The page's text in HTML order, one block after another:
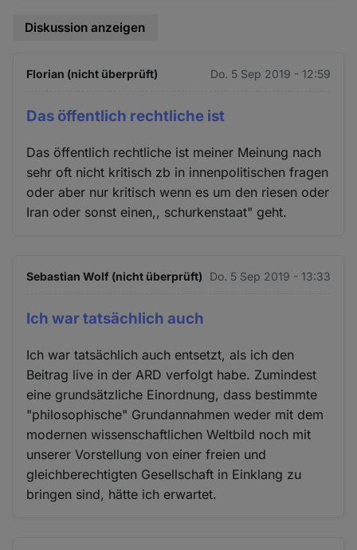
Diskussion anzeigen
Florian (nicht überprüft) Do. 5 Sep 2019 - 12:59
Das öffentlich rechtliche ist
Das öffentlich rechtliche ist meiner Meinung nach
sehr oft nicht kritisch zb in innenpolitischen fragen
oder aber nur kritisch wenn es um den riesen oder
Iran oder sonst einen,, schurkenstaat" geht.
Sebastian Wolf (nicht überprüft) Do. 5 Sep 2019 - 13:33
Ich war tatsächlich auch
Ich war tatsächlich auch entsetzt, als ich den
Beitrag live in der ARD verfolgt habe. Zumindest
eine grundsätzliche Einordnung, dass bestimmte
"philosophische" Grundannahmen weder mit dem
modernen wissenschaftlichen Weltbild noch mit
unserer Vorstellung von einer freien und
gleichberechtigten Gesellschaft in Einklang zu
bringen sind, hätte ich erwartet.